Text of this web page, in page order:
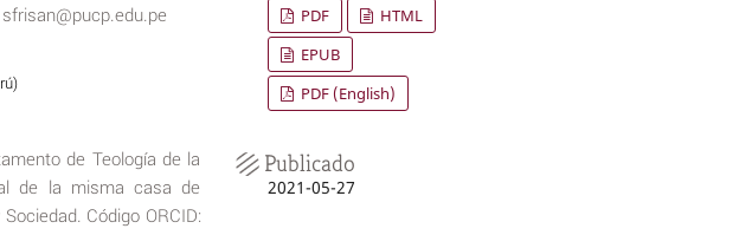
de Teología de la
de la misma casa de
Código ORCID:
PDF
HTML
EPUB
PDF (English)
Publicado
2021-05-27